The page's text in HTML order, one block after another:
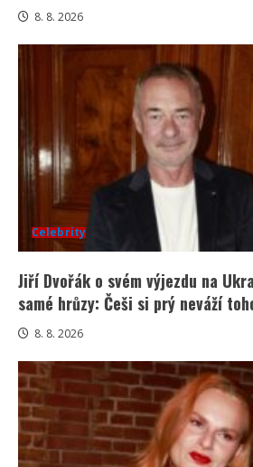
8. 8. 2026
Celebrity
Jiří Dvořák o svém výjezdu na
samé hrůzy: Češi si prý neváží
8. 8. 2026